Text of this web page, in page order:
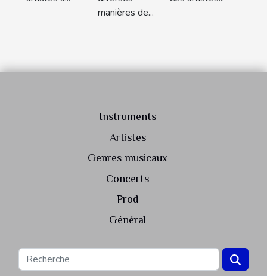
manières de...
Instruments
Artistes
Genres musicaux
Concerts
Prod
Général